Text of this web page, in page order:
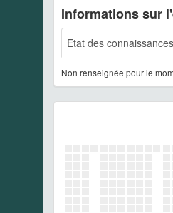
Informations sur
Etat des connaissances
Non renseignée pour le